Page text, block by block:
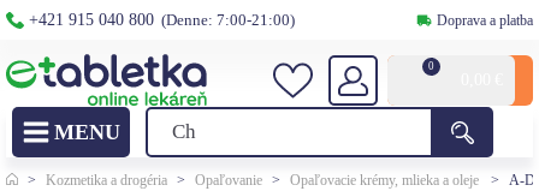
+421 915 040 800 (Denne: 7:00-21:00) Doprava a platba
0
> Kozmetika a drogéria > Opaľovanie > Opaľovacie krémy, mlieka a oleje > A-